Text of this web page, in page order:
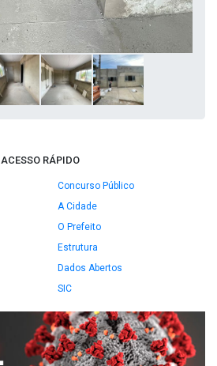
ACESSO RÁPIDO
Concurso Público
A Cidade
O Prefeito
Estrutura
Dados Abertos
SIC